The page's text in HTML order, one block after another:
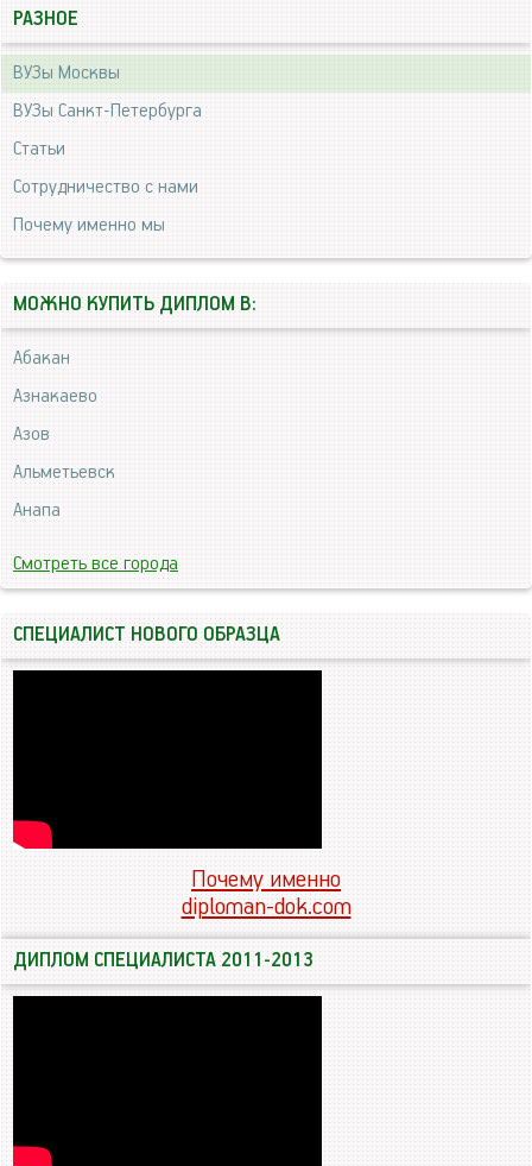
РАЗНОЕ
ВУЗы Москвы
ВУЗы Санкт-Петербурга
Статьи
Сотрудничество с нами
Почему именно мы
МОЖНО КУПИТЬ ДИПЛОМ В:
Абакан
Азнакаево
Азов
Альметьевск
Анапа
Смотреть все города
СПЕЦИАЛИСТ НОВОГО ОБРАЗЦА
Почему именно
diploman-dok.com
ДИПЛОМ СПЕЦИАЛИСТА 2011-2013